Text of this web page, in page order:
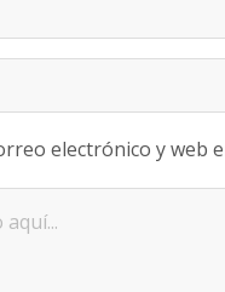
electrónico y web